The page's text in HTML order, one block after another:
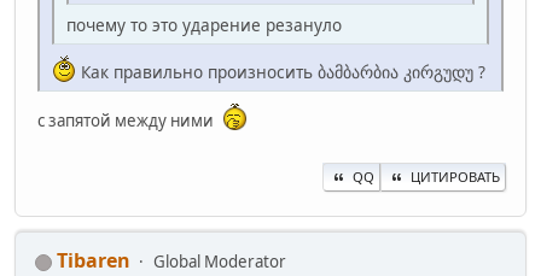
почему то это ударение резануло
Как правильно произносить ბამბარბია კირგუდუ ?
с запятой между ними
QQ ЦИТИРОВАТЬ
Tibaren
Global Moderator